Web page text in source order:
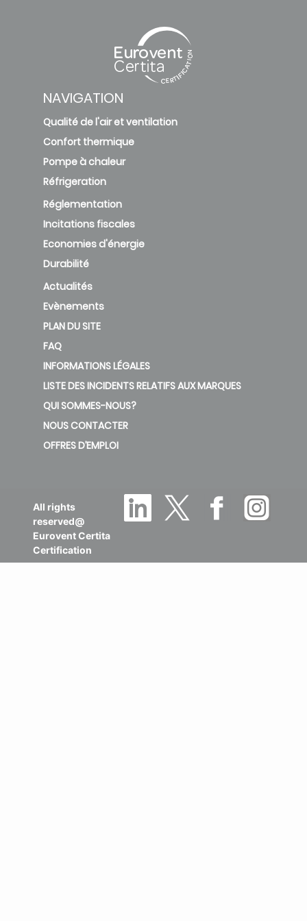
NAVIGATION
Qualité de l'air et ventilation
Confort thermique
Pompe à chaleur
Réfrigeration
Réglementation
Incitations fiscales
Economies d'énergie
Durabilité
Actualités
Evènements
PLAN DU SITE
FAQ
INFORMATIONS LÉGALES
LISTE DES INCIDENTS RELATIFS AUX MARQUES
QUI SOMMES-NOUS?
NOUS CONTACTER
OFFRES D’EMPLOI
All rights
reserved@
Eurovent Certita
Certification